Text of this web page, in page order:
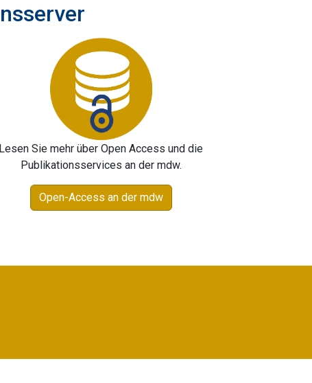
Lesen Sie mehr über Open Access und die
Publikationsservices an der mdw.
Open-Access an der mdw